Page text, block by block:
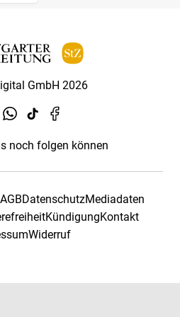
GmbH 2026
noch folgen können
AGBDatenschutzMediadaten
KündigungKontakt
Widerruf